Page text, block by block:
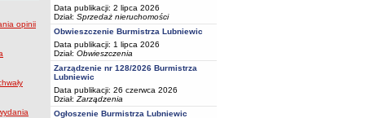
opinii
Data publikacji: 2 lipca 2026
Dział: Sprzedaż nieruchomości
Obwieszczenie Burmistrza Lubniewic
Data publikacji: 1 lipca 2026
Dział: Obwieszczenia
Zarządzenie nr 128/2026 Burmistrza
Lubniewic
Data publikacji: 26 czerwca 2026
Dział: Zarządzenia
Ogłoszenie Burmistrza Lubniewic